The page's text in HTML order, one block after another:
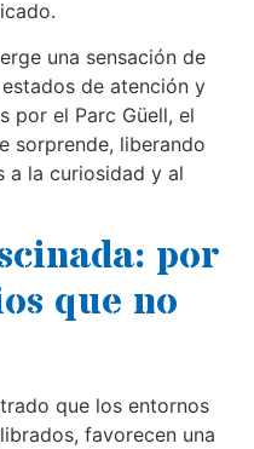
una sensación de
de atención y
por el Parc Güell, el
sorprende, liberando
a la curiosidad y al
por
que no
que los entornos
favorecen una